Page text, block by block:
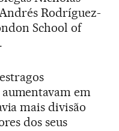
Rodríguez-
School of
em
mais divisão
dos seus